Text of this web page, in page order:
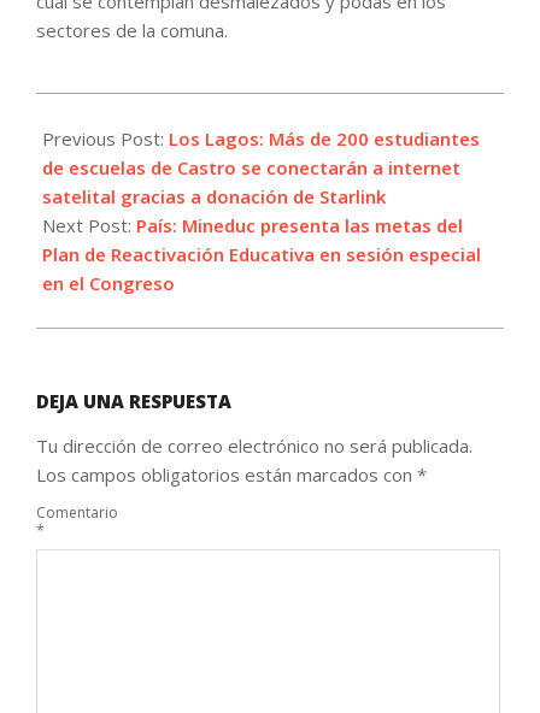
sectores de la comuna.
04-
04
Previous Post: Los Lagos: Más de 200 estudiantes
de escuelas de Castro se conectarán a internet
satelital gracias a donación de Starlink
Next Post: País: Mineduc presenta las metas del
Plan de Reactivación Educativa en sesión especial
en el Congreso
DEJA UNA RESPUESTA
Tu dirección de correo electrónico no será publicada.
Los campos obligatorios están marcados con *
Comentario
*